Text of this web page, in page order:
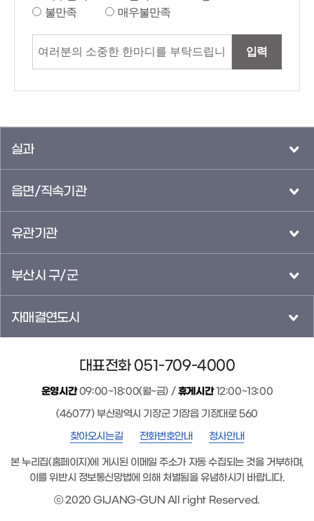
불만족
매우불만족
입력
실과
읍면/직속기관
유관기관
부산시 구/군
자매결연도시
대표전화 051-709-4000
운영시간09:00~18:00(월~금) /휴게시간12:00~13:00
(46077) 부산광역시 기장군 기장읍 기장대로 560
찾아오시는길
전화번호안내 청사안내
본 누리집(홈페이지)에 게시된 이메일 주소가 자동 수집되는 것을 거부하며,
이를 위반시 정보통신망법에 의해 처벌됨을 유념하시기 바랍니다.
ⓒ 2020 GIJANG-GUN All right Reserved.